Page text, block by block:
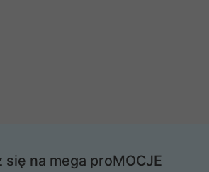
się na mega proMOCJE